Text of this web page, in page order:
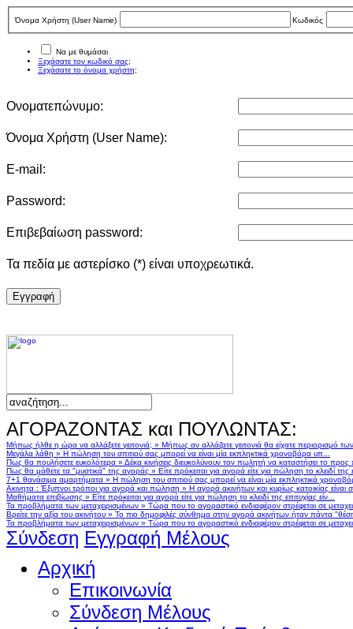
Όνομα Χρήστη (User Νame) Κωδικός
Να με θυμάσαι
Ξεχάσατε τον κωδικό σας;
Ξεχάσατε το όνομα χρήστη;
Ονοματεπώνυμο:
Όνομα Χρήστη (User Νame):
E-mail:
Password:
Επιβεβαίωση password:
Τα πεδία με αστερίσκο (*) είναι υποχρεωτικά.
Eγγραφή
ΑΓΟΡΑΖΟΝΤΑΣ και ΠΟΥΛΩΝΤΑΣ:
Μήπως ήλθε η ώρα να αλλάξετε γειτονιά; » Μήπως αν αλλάζατε γειτονιά θα είχατε περιορισμό
Μεγάλα λάθη » Η πώληση του σπιτιού σας μπορεί να είναι μία εκπληκτικά χρονοβόρα υπ...
Πως θα πουλήσετε ευκολότερα » Δέκα κινήσεις διευκολύνουν τον πωλητή να καταστήσει το
Πως θα μάθετε τα "μυστικά" της αγοράς » Είτε πρόκειται για αγορά είτε για πώληση το κλειδί της
7+1 θανάσιμα αμαρτήματα » Η πώληση του σπιτιού σας μπορεί να είναι μία εκπληκτικά
Ακινητα : Έξυπνοι τρόποι για αγορά και πώληση » Η αγορά ακινήτων και κυρίως κατοικίας
Μαθήματα επιβίωσης » Είτε πρόκειται για αγορά είτε για πώληση το κλειδί της επιτυχίας είν...
Τα προβλήματα των μεταχειρισμένων » Τώρα που το αγοραστικό ενδιαφέρον στρέφεται σε
Βρείτε την αξία του ακινήτου » Το πιο δημοφιλές σύνθημα στην αγορά ακινήτων ήταν πάντα
Τα προβλήματα των μεταχειρισμένων » Τώρα που το αγοραστικό ενδιαφέρον στρέφεται σε
Σύνδεση Εγγραφή Μέλους
Αρχική
Επικοινωνία
Σύνδεση Μέλους